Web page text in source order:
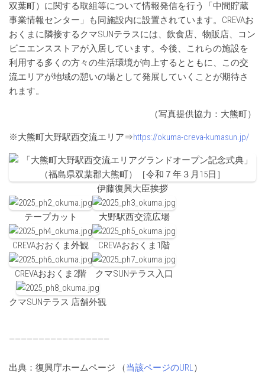
双葉町）に関する取組等について情報発信を行う「中間貯蔵
事業情報センター」も同施設内に設置されています。CREVAお
おくまに隣接するクマSUNテラスには、飲食店、物販店、コン
ビニエンスストアが入居しています。今後、これらの施設を
利用する多くの方々の生活環境が向上するとともに、この交
流エリアが地域の憩いの場として発展していくことが期待さ
れます。
（写真提供協力：大熊町）
※大熊町大野駅西交流エリア⇒https://okuma-creva-kumasun.jp/
伊藤復興大臣挨拶
テープカット 大野駅西交流広場
CREVAおおくま外観 CREVAおおくま1階
CREVAおおくま2階 クマSUNテラス入口
クマSUNテラス 店舗外観
—————————————————
出典：復興庁ホームページ （当該ページのURL）